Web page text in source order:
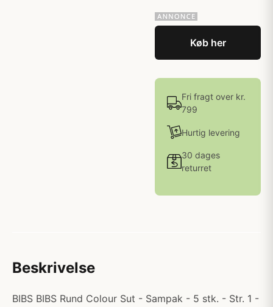
Køb her
Fri fragt over kr.
799
Hurtig levering
30 dages
returret
Beskrivelse
BIBS BIBS Rund Colour Sut - Sampak - 5 stk. - Str. 1 -